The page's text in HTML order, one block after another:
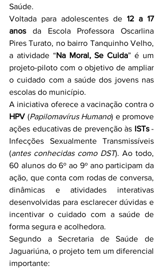
Saúde.
Voltada para adolescentes de 12 a 17
anos da Escola Professora Oscarlina
Pires Turato, no bairro Tanquinho Velho,
a atividade “Na Moral, Se Cuida” é um
projeto-piloto com o objetivo de ampliar
o cuidado com a saúde dos jovens nas
escolas do município.
HPV (Papilomavírus Humano) e promove
ações educativas de prevenção às ISTs -
Infecções Sexualmente Transmissíveis
(antes conhecidas como DST). Ao todo,
60 alunos do 6º ao 9º ano participam da
ação, que conta com rodas de conversa,
dinâmicas e atividades interativas
desenvolvidas para esclarecer dúvidas e
incentivar o cuidado com a saúde de
forma segura e acolhedora.
Segundo a Secretaria de Saúde de
Jaguariúna, o projeto tem um diferencial
importante: